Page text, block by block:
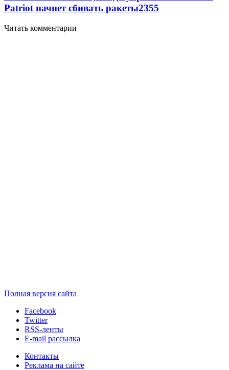
Patriot начнет сбивать ракеты2355
Читать комментарии
Полная версия сайта
Facebook
Twitter
RSS-ленты
E-mail рассылка
Контакты
Реклама на сайте